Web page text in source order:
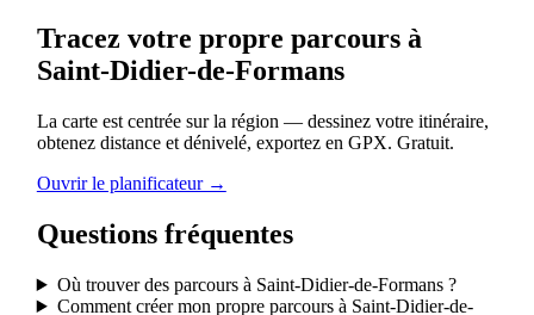
Tracez votre propre parcours à
Saint-Didier-de-Formans
La carte est centrée sur la région — dessinez votre itinéraire,
obtenez distance et dénivelé, exportez en GPX. Gratuit.
Ouvrir le planificateur →
Questions fréquentes
Où trouver des parcours à Saint-Didier-de-Formans ?
Comment créer mon propre parcours à Saint-Didier-de-